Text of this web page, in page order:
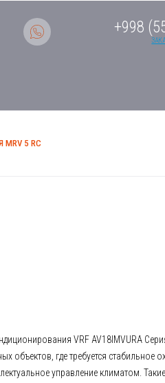
+998
5 RC
VRF AV18IMVURA
объектов, где требуется стабильное
управление климатом.